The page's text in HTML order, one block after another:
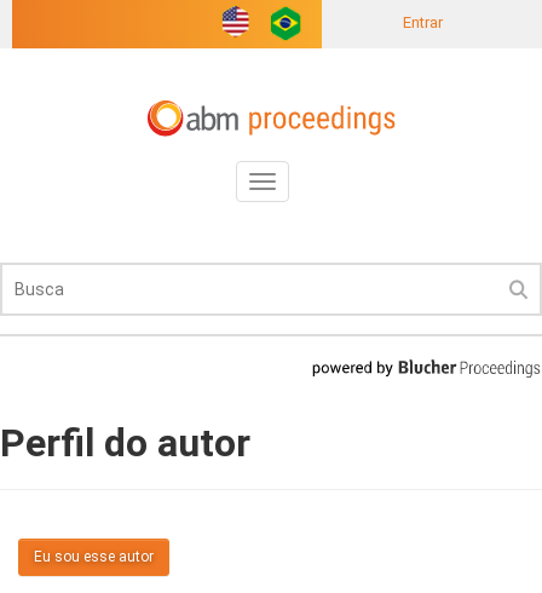
Entrar
Toggle
navigation
Perfil do autor
Eu sou esse autor